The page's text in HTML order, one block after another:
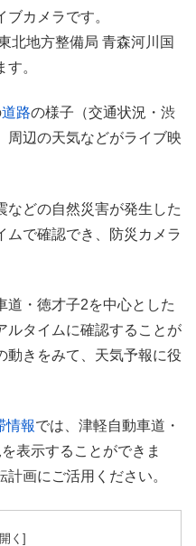
カメラです。
北地方整備局 青森河川国
。
道路の様子（交通状況・渋
周辺の天気などがライブ映
などの自然災害が発生した
ムで確認でき、防災カメラ
道・徳才子2を中心とした
ルタイムに確認することが
動きをみて、天気予報に役
情報では、津軽自動車道・
表示することができま
画にご活用ください。